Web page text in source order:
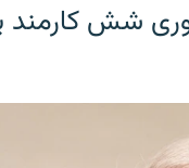
شش